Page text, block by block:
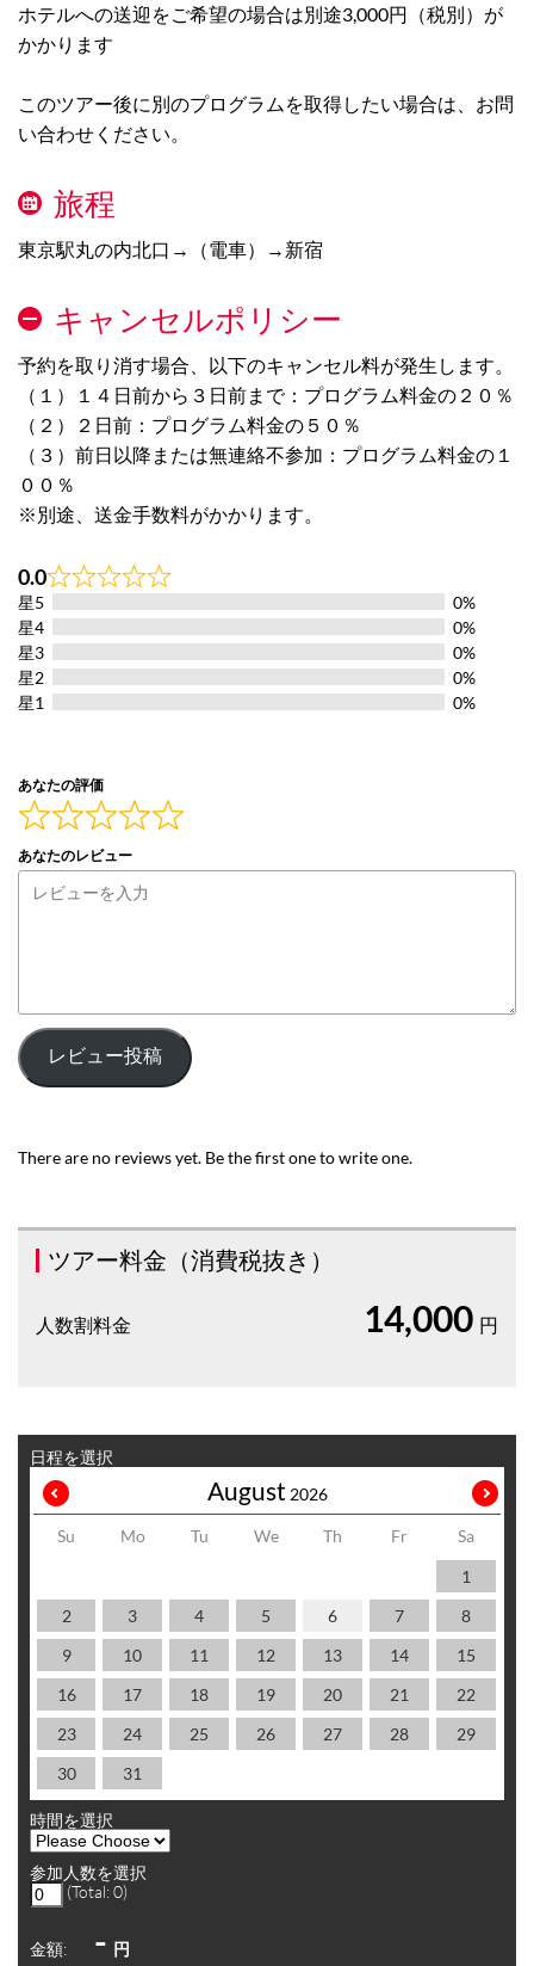
ホテルへの送迎をご希望の場合は別途3,000円（税別）が
かかります
このツアー後に別のプログラムを取得したい場合は、お問
い合わせください。
旅程
東京駅丸の内北口→（電車）→新宿
キャンセルポリシー
予約を取り消す場合、以下のキャンセル料が発生します。
（１）１４日前から３日前まで：プログラム料金の２０％
（２）２日前：プログラム料金の５０％
（３）前日以降または無連絡不参加：プログラム料金の１
００％
※別途、送金手数料がかかります。
0.0
Rated
0.0
of
5
星5
0%
星4
0%
星3
0%
星2
0%
星1
0%
あなたの評価
あなたのレビュー
レビュー投稿
There are no reviews yet. Be the first one to write one.
ツアー料金（消費税抜き）
人数割料金 14,000 円
日程を選択
August 2026
Su Mo Tu We Th Fr
Sa
1
2
3 4 5 6 7
8
9
10 11 12 13 14
15
16
17 18 19 20 21
22
23
24 25 26 27 28
29
30
31
時間を選択
参加人数を選択
(Total:0)
金額: - 円